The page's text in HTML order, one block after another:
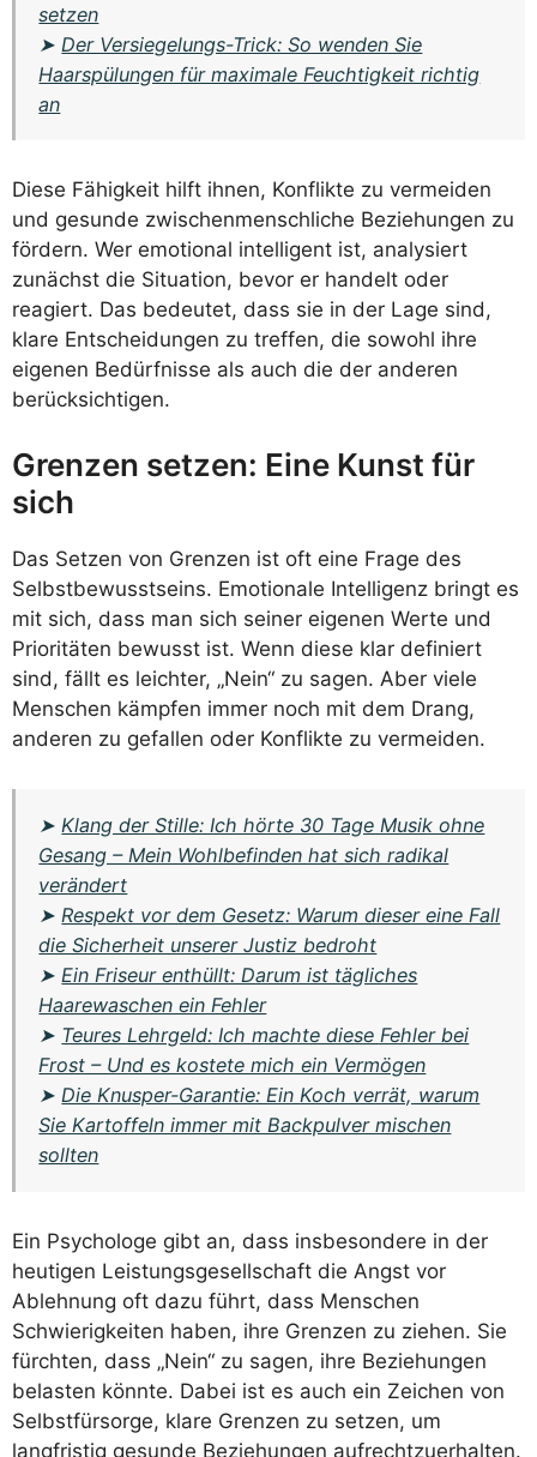
setzen
➤ Der Versiegelungs-Trick: So wenden Sie
Haarspülungen für maximale Feuchtigkeit richtig
an
Diese Fähigkeit hilft ihnen, Konflikte zu vermeiden
und gesunde zwischenmenschliche Beziehungen zu
fördern. Wer emotional intelligent ist, analysiert
zunächst die Situation, bevor er handelt oder
reagiert. Das bedeutet, dass sie in der Lage sind,
klare Entscheidungen zu treffen, die sowohl ihre
eigenen Bedürfnisse als auch die der anderen
berücksichtigen.
Grenzen setzen: Eine Kunst für
sich
Das Setzen von Grenzen ist oft eine Frage des
Selbstbewusstseins. Emotionale Intelligenz bringt es
mit sich, dass man sich seiner eigenen Werte und
Prioritäten bewusst ist. Wenn diese klar definiert
sind, fällt es leichter, „Nein“ zu sagen. Aber viele
Menschen kämpfen immer noch mit dem Drang,
anderen zu gefallen oder Konflikte zu vermeiden.
➤ Klang der Stille: Ich hörte 30 Tage Musik ohne
Gesang – Mein Wohlbefinden hat sich radikal
verändert
➤ Respekt vor dem Gesetz: Warum dieser eine Fall
die Sicherheit unserer Justiz bedroht
➤ Ein Friseur enthüllt: Darum ist tägliches
Haarewaschen ein Fehler
➤ Teures Lehrgeld: Ich machte diese Fehler bei
Frost – Und es kostete mich ein Vermögen
➤ Die Knusper-Garantie: Ein Koch verrät, warum
Sie Kartoffeln immer mit Backpulver mischen
sollten
Ein Psychologe gibt an, dass insbesondere in der
heutigen Leistungsgesellschaft die Angst vor
Ablehnung oft dazu führt, dass Menschen
Schwierigkeiten haben, ihre Grenzen zu ziehen. Sie
fürchten, dass „Nein“ zu sagen, ihre Beziehungen
belasten könnte. Dabei ist es auch ein Zeichen von
Selbstfürsorge, klare Grenzen zu setzen, um
langfristig gesunde Beziehungen aufrechtzuerhalten.